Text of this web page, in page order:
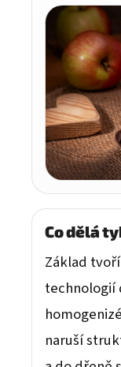
Co dělá
Základ
technologií
naruší